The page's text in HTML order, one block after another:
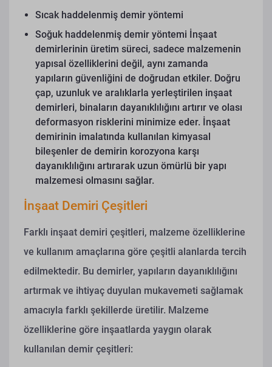
Sıcak haddelenmiş demir yöntemi
Soğuk haddelenmiş demir yöntemi İnşaat
demirlerinin üretim süreci, sadece malzemenin
yapısal özelliklerini değil, aynı zamanda
yapıların güvenliğini de doğrudan etkiler. Doğru
çap, uzunluk ve aralıklarla yerleştirilen inşaat
demirleri, binaların dayanıklılığını artırır ve olası
deformasyon risklerini minimize eder. İnşaat
demirinin imalatında kullanılan kimyasal
bileşenler de demirin korozyona karşı
dayanıklılığını artırarak uzun ömürlü bir yapı
malzemesi olmasını sağlar.
İnşaat Demiri Çeşitleri
Farklı inşaat demiri çeşitleri, malzeme özelliklerine
ve kullanım amaçlarına göre çeşitli alanlarda tercih
edilmektedir. Bu demirler, yapıların dayanıklılığını
artırmak ve ihtiyaç duyulan mukavemeti sağlamak
amacıyla farklı şekillerde üretilir. Malzeme
özelliklerine göre inşaatlarda yaygın olarak
kullanılan demir çeşitleri: